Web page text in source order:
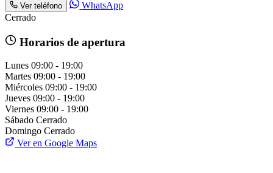
Ver teléfono
WhatsApp
Cerrado
Horarios de apertura
Lunes 09:00 - 19:00
Martes 09:00 - 19:00
Miércoles 09:00 - 19:00
Jueves 09:00 - 19:00
Viernes 09:00 - 19:00
Sábado Cerrado
Domingo Cerrado
Ver en Google Maps